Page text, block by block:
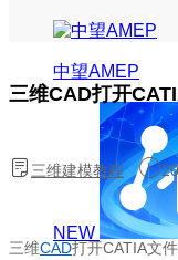
中望AMEP
NEW
三维CAD打开
三维建模教程
三维CAD打开CATIA文